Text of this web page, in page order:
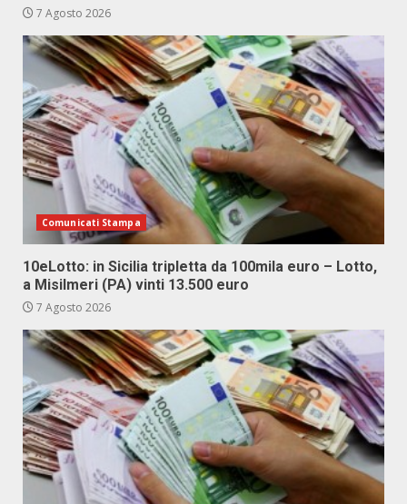
7 Agosto 2026
Comunicati Stampa
10eLotto: in Sicilia tripletta da 100mila euro – Lotto,
a Misilmeri (PA) vinti 13.500 euro
7 Agosto 2026